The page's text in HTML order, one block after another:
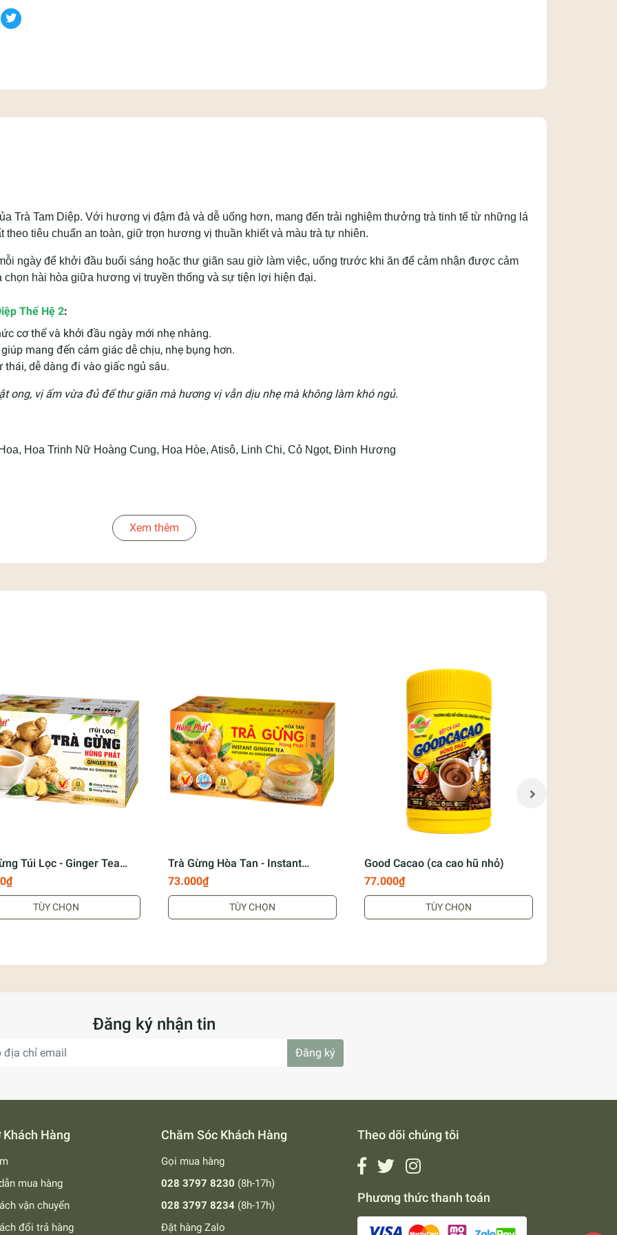
Trà Tam Diệp. Với hương vị đậm đà và dễ uống hơn, mang đến trải nghiệm thưởng trà tinh tế từ những lá
tiêu chuẩn an toàn, giữ trọn hương vị thuần khiết và màu trà tự nhiên.
ngày để khởi đầu buổi sáng hoặc thư giãn sau giờ làm việc, uống trước khi ăn để cảm nhận được cảm
chọn hài hòa giữa hương vị truyền thống và sự tiện lợi hiện đại.
Thế Hệ 2:
cơ thể và khởi đầu ngày mới nhẹ nhàng.
mang đến cảm giác dễ chịu, nhẹ bụng hơn.
dễ dàng đi vào giấc ngủ sâu.
ong, vị ấm vừa đủ để thư giãn mà hương vị vẫn dịu nhẹ mà không làm khó ngủ.
Hoa Trinh Nữ Hoàng Cung, Hoa Hòe, Atisô, Linh Chi, Cỏ Ngọt, Đinh Hương
để thưởng thức.
trực tiếp.
Hùng Phát
Minh
thực phẩm.
Ngon)
Xem thêm
Túi Lọc - Ginger Tea
TÙY CHỌN
Trà Gừng Hòa Tan - Instant
Ginger Tea
73.000₫
TÙY CHỌN
Good Cacao (ca cao hũ nhỏ)
77.000₫
TÙY CHỌN
Đăng ký nhận tin
Đăng ký
Khách Hàng
mua hàng
vận chuyển
đổi trả hàng
Chăm Sóc Khách Hàng
Gọi mua hàng
028 3797 8230 (8h-17h)
028 3797 8234 (8h-17h)
Đặt hàng Zalo
Theo dõi chúng tôi
Phương thức thanh toán